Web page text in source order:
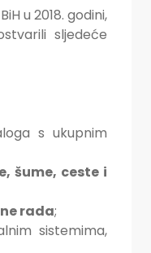
u 2018. godini,
sljedeće
s ukupnim
šume, ceste i
rada;
sistemima,